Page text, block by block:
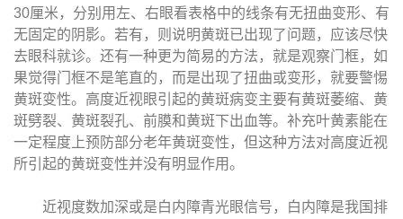
30厘米，分别用左、右眼看表格中的线条有无扭曲变形、有
无固定的阴影。若有，则说明黄斑已出现了问题，应该尽快
去眼科就诊。还有一种更为简易的方法，就是观察门框，如
果觉得门框不是笔直的，而是出现了扭曲或变形，就要警惕
黄斑变性。高度近视眼引起的黄斑病变主要有黄斑萎缩、黄
斑劈裂、黄斑裂孔、前膜和黄斑下出血等。补充叶黄素能在
一定程度上预防部分老年黄斑变性，但这种方法对高度近视
所引起的黄斑变性并没有明显作用。
近视度数加深或是白内障青光眼信号，白内障是我国排